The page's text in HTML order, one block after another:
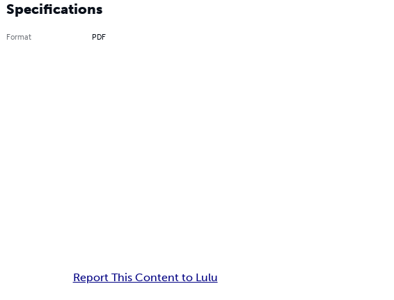
Specifications
Format PDF
Report This Content to Lulu